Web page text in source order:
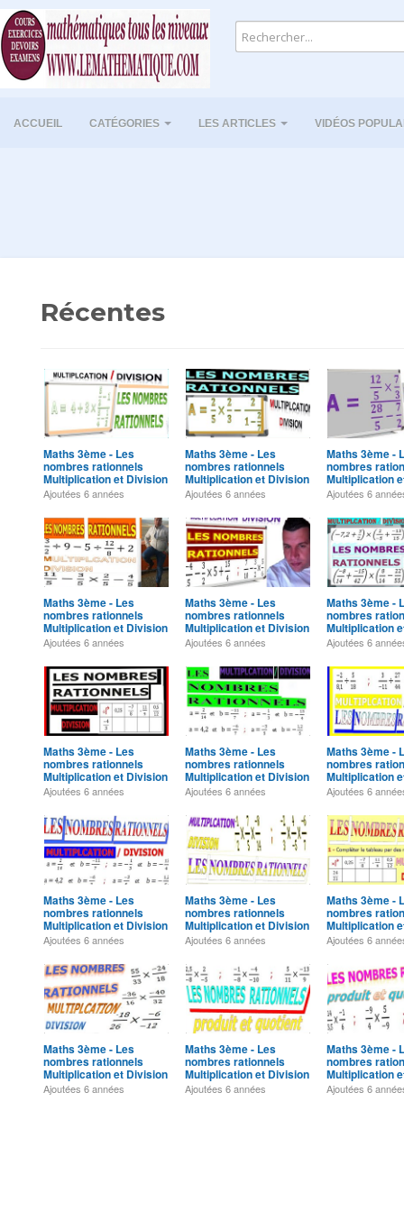
ACCUEIL CATÉGORIES LES ARTICLES VIDÉOS
Récentes
Maths 3ème - Les
nombres rationnels
Multiplication et Division
Exercice 27
Ajoutées 6 années
Maths 3ème - Les
nombres rationnels
Multiplication et Division
Exercice 26
Ajoutées6 années
Maths 3ème -
nombres
Multiplication
Exercice 25
Ajoutées6
Maths 3ème - Les
nombres rationnels
Multiplication et Division
Exercice 21
Ajoutées 6 années
Maths 3ème - Les
nombres rationnels
Multiplication et Division
Exercice 20
Ajoutées6 années
Maths 3ème -
nombres
Multiplication
Exercice 19
Ajoutées6
Maths 3ème - Les
nombres rationnels
Multiplication et Division
Exercice 15
Ajoutées 6 années
Maths 3ème - Les
nombres rationnels
Multiplication et Division
Exercice 14
Ajoutées6 années
Maths 3ème -
nombres
Multiplication
Exercice 13
Ajoutées6
Maths 3ème - Les
nombres rationnels
Multiplication et Division
Exercice 9
Ajoutées 6 années
Maths 3ème - Les
nombres rationnels
Multiplication et Division
Exercice 8
Ajoutées6 années
Maths 3ème -
nombres
Multiplication
Exercice 7
Ajoutées6
Maths 3ème - Les
nombres rationnels
Multiplication et Division
Exercice 3
Ajoutées 6 années
Maths 3ème - Les
nombres rationnels
Multiplication et Division
Exercice 2
Ajoutées6 années
Maths 3ème -
nombres
Multiplication
Exercice 1
Ajoutées6